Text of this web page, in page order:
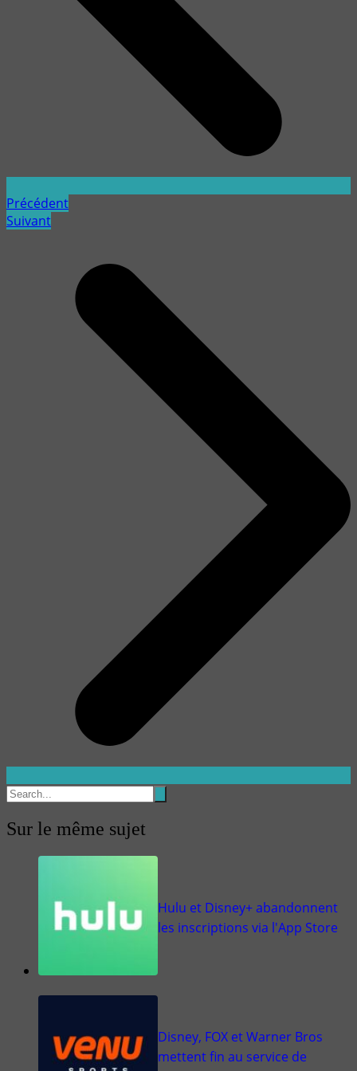
Précédent
Suivant
Sur le même sujet
Hulu et Disney+ abandonnent
les inscriptions via l'App Store
Disney, FOX et Warner Bros
mettent fin au service de